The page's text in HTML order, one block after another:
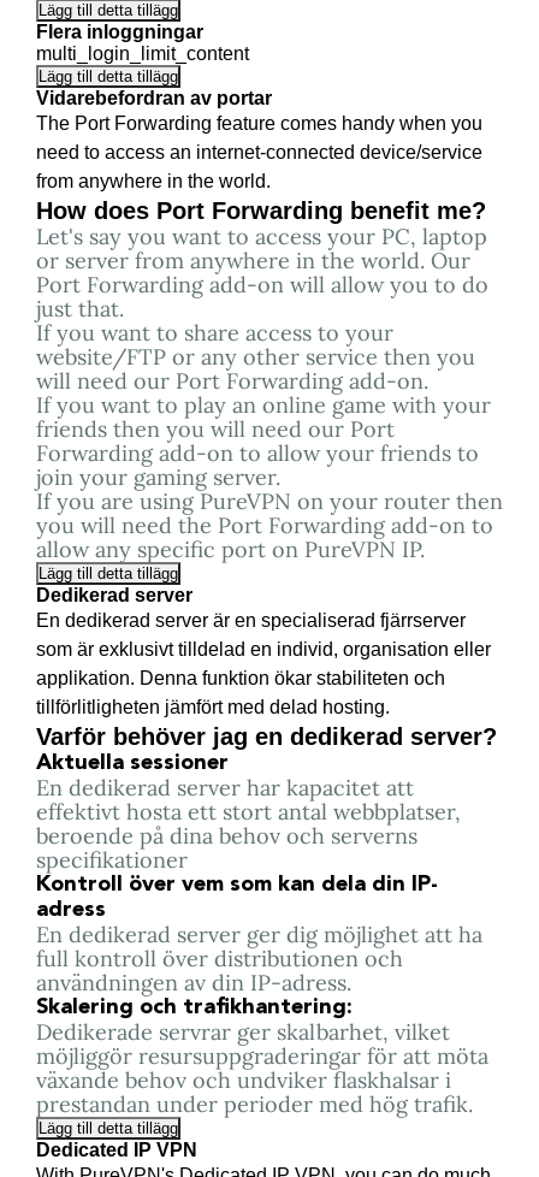
Lägg till detta tillägg
Flera inloggningar
multi_login_limit_content
Lägg till detta tillägg
Vidarebefordran av portar
The Port Forwarding feature comes handy when you
need to access an internet-connected device/service
from anywhere in the world.
How does Port Forwarding benefit me?
Let's say you want to access your PC, laptop
or server from anywhere in the world. Our
Port Forwarding add-on will allow you to do
just that.
If you want to share access to your
website/FTP or any other service then you
will need our Port Forwarding add-on.
If you want to play an online game with your
friends then you will need our Port
Forwarding add-on to allow your friends to
join your gaming server.
If you are using PureVPN on your router then
you will need the Port Forwarding add-on to
allow any specific port on PureVPN IP.
Lägg till detta tillägg
Dedikerad server
En dedikerad server är en specialiserad fjärrserver
som är exklusivt tilldelad en individ, organisation eller
applikation. Denna funktion ökar stabiliteten och
tillförlitligheten jämfört med delad hosting.
Varför behöver jag en dedikerad server?
Aktuella sessioner
En dedikerad server har kapacitet att
effektivt hosta ett stort antal webbplatser,
beroende på dina behov och serverns
specifikationer
Kontroll över vem som kan dela din IP-
adress
En dedikerad server ger dig möjlighet att ha
full kontroll över distributionen och
användningen av din IP-adress.
Skalering och trafikhantering:
Dedikerade servrar ger skalbarhet, vilket
möjliggör resursuppgraderingar för att möta
växande behov och undviker flaskhalsar i
prestandan under perioder med hög trafik.
Lägg till detta tillägg
Dedicated IP VPN